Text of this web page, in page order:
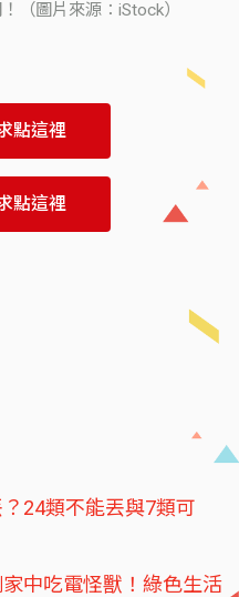
（圖片來源：iStock）
點這裡
點這裡
24類不能丟與7類可
中吃電怪獸！綠色生活